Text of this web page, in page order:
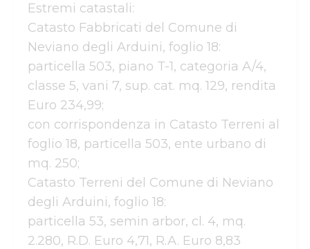
Estremi catastali:
Catasto Fabbricati del Comune di
Neviano degli Arduini, foglio 18:
particella 503, piano T-1, categoria A/4,
classe 5, vani 7, sup. cat. mq. 129, rendita
Euro 234,99;
con corrispondenza in Catasto Terreni al
foglio 18, particella 503, ente urbano di
mq. 250;
Catasto Terreni del Comune di Neviano
degli Arduini, foglio 18:
particella 53, semin arbor, cl. 4, mq.
2.280, R.D. Euro 4,71, R.A. Euro 8,83